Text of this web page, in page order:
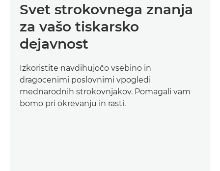
Svet strokovnega znanja
za vašo tiskarsko
dejavnost
Izkoristite navdihujočo vsebino in
dragocenimi poslovnimi vpogledi
mednarodnih strokovnjakov. Pomagali vam
bomo pri okrevanju in rasti.